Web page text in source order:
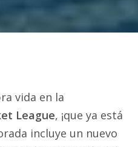
vida en la
League, ¡que ya está
incluye un nuevo